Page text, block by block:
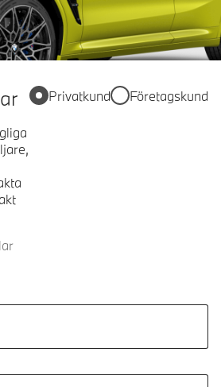
Privatkund Företagskund